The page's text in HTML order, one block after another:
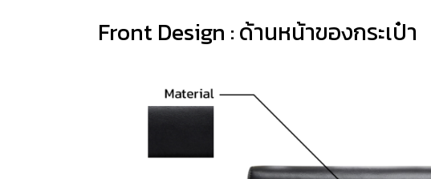
Front Design : ด้านหน้าของกระเป๋า